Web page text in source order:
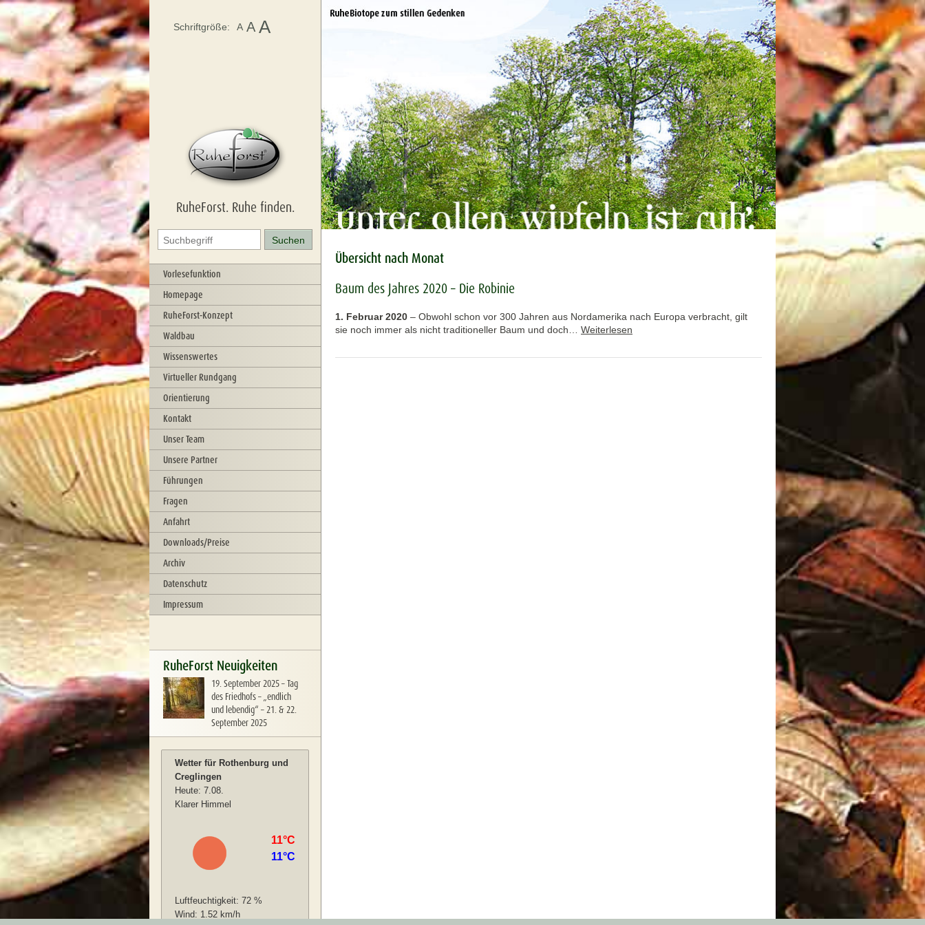
RuheForst. Ruhe finden.
Vorlesefunktion
Homepage
RuheForst-Konzept
Waldbau
Wissenswertes
Virtueller Rundgang
Orientierung
Kontakt
Unser Team
Unsere Partner
Führungen
Fragen
Anfahrt
Downloads/Preise
Archiv
Datenschutz
Impressum
RuheForst Neuigkeiten
19. September 2025–Tag
des Friedhofs – „endlich
und lebendig“ – 21. & 22.
September 2025
Schriftgröße: A A A
Übersicht nach Monat
Baum des Jahres 2020 – Die Robinie
1. Februar 2020 – Obwohl schon vor 300 Jahren aus Nordamerika nach Europa verbracht, gilt
sie noch immer als nicht traditioneller Baum und doch… Weiterlesen